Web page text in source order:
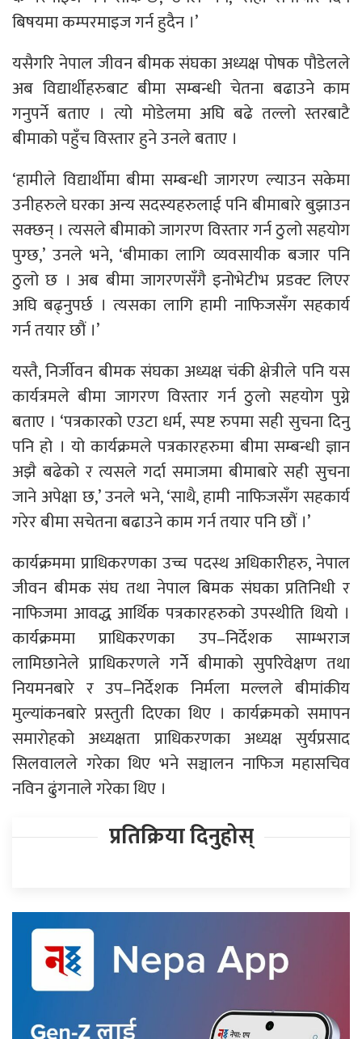
बिषयमा कम्परमाइज गर्न हुदैन ।’
यसैगरि नेपाल जीवन बीमक संघका अध्यक्ष पोषक पौडेलले
अब विद्यार्थीहरुबाट बीमा सम्बन्धी चेतना बढाउने काम
गनुपर्ने बताए । त्यो मोडेलमा अघि बढे तल्लो स्तरबाटै
बीमाको पहुँच विस्तार हुने उनले बताए ।
‘हामीले विद्यार्थीमा बीमा सम्बन्धी जागरण ल्याउन सकेमा
उनीहरुले घरका अन्य सदस्यहरुलाई पनि बीमाबारे बुझाउन
सक्छन् । त्यसले बीमाको जागरण विस्तार गर्न ठुलो सहयोग
पुग्छ,’ उनले भने, ‘बीमाका लागि व्यवसायीक बजार पनि
ठुलो छ । अब बीमा जागरणसँगै इनोभेटीभ प्रडक्ट लिएर
अघि बढ्नुपर्छ । त्यसका लागि हामी नाफिजसँग सहकार्य
गर्न तयार छौं ।’
यस्तै, निर्जीवन बीमक संघका अध्यक्ष चंकी क्षेत्रीले पनि यस
कार्यत्रमले बीमा जागरण विस्तार गर्न ठुलो सहयोग पुग्ने
बताए । ‘पत्रकारको एउटा धर्म, स्पष्ट रुपमा सही सुचना दिनु
पनि हो । यो कार्यक्रमले पत्रकारहरुमा बीमा सम्बन्धी ज्ञान
अझै बढेको र त्यसले गर्दा समाजमा बीमाबारे सही सुचना
जाने अपेक्षा छ,’ उनले भने, ‘साथै, हामी नाफिजसँग सहकार्य
गरेर बीमा सचेतना बढाउने काम गर्न तयार पनि छौं ।’
कार्यक्रममा प्राधिकरणका उच्च पदस्थ अधिकारीहरु, नेपाल
जीवन बीमक संघ तथा नेपाल बिमक संघका प्रतिनिधी र
नाफिजमा आवद्ध आर्थिक पत्रकारहरुको उपस्थीति थियो ।
कार्यक्रममा प्राधिकरणका उप–निर्देशक साम्भराज
लामिछानेले प्राधिकरणले गर्नेे बीमाको सुपरिवेक्षण तथा
नियमनबारे र उप–निर्देशक निर्मला मल्लले बीमांकीय
मुल्यांकनबारे प्रस्तुती दिएका थिए । कार्यक्रमको समापन
समारोहको अध्यक्षता प्राधिकरणका अध्यक्ष सुर्यप्रसाद
सिलवालले गरेका थिए भने सञ्चालन नाफिज महासचिव
नविन ढुंगनाले गरेका थिए ।
प्रतिक्रिया दिनुहोस्